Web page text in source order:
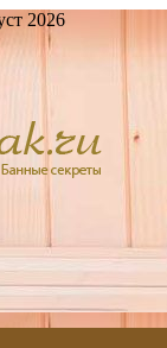
2026